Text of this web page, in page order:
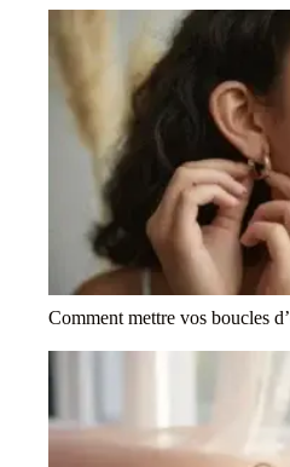
Comment mettre vos boucles